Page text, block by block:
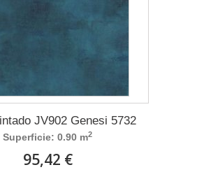
JV902 Genesi 5732
Superficie: 0.90 m2
95,42 €